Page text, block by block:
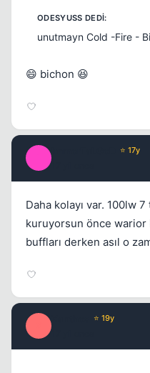
unutmayn Cold -Fire -
😄 bichon 😆
⭐ 17y
Daha kolayı var. 100lw
kuruyorsun önce warior
buffları derken asıl o
⭐ 19y